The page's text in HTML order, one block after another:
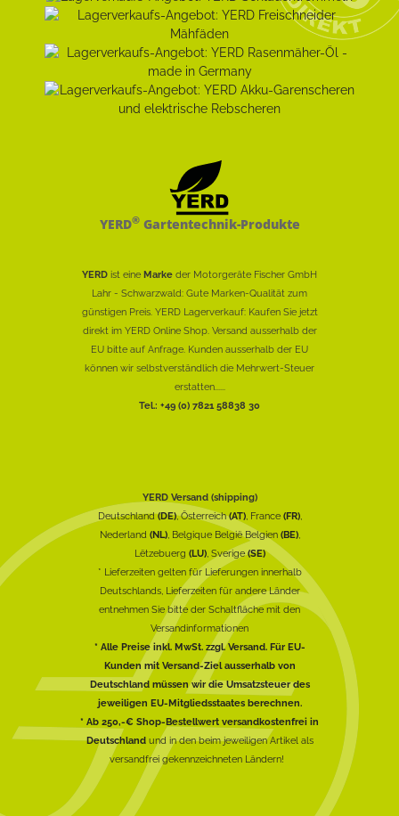
YERD®Gartentechnik-Produkte
YERD ist eine Marke der Motorgeräte Fischer GmbH
Lahr - Schwarzwald: Gute Marken-Qualität zum
günstigen Preis. YERD Lagerverkauf: Kaufen Sie jetzt
direkt im YERD Online Shop. Versand ausserhalb der
EU bitte auf Anfrage. Kunden ausserhalb der EU
können wir selbstverständlich die Mehrwert-Steuer
erstatten......
Tel.: +49 (0) 7821 58838 30
YERD Versand (shipping)
Deutschland(DE), Österreich(AT), France (FR),
Nederland (NL), Belgique België Belgien (BE),
Lëtzebuerg (LU), Sverige(SE)
* Lieferzeiten gelten für Lieferungen innerhalb
Deutschlands, Lieferzeiten für andere Länder
entnehmen Sie bitte der Schaltfläche mit den
Versandinformationen
* Alle Preise inkl. MwSt. zzgl. Versand. Für EU-
Kunden mit Versand-Ziel ausserhalb von
Deutschland müssen wir die Umsatzsteuer des
jeweiligen EU-Mitgliedsstaates berechnen.
* Ab 250,-€ Shop-Bestellwert versandkostenfrei in
Deutschlandund in den beim jeweiligen Artikel als
versandfrei gekennzeichneten Ländern!